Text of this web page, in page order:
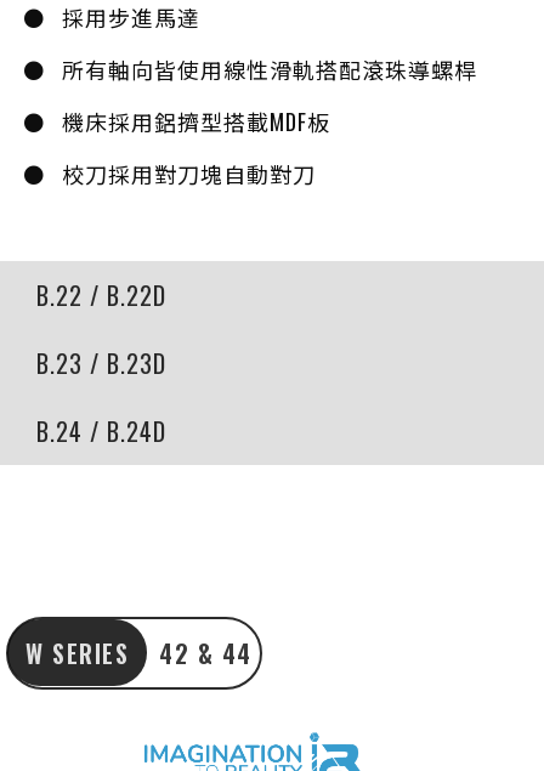
採用步進馬達
所有軸向皆使用線性滑軌搭配滾珠導螺桿
機床採用鋁擠型搭載MDF板
校刀採用對刀塊自動對刀
B.22 / B.22D
B.23 / B.23D
B.24 / B.24D
W SERIES 42 & 44